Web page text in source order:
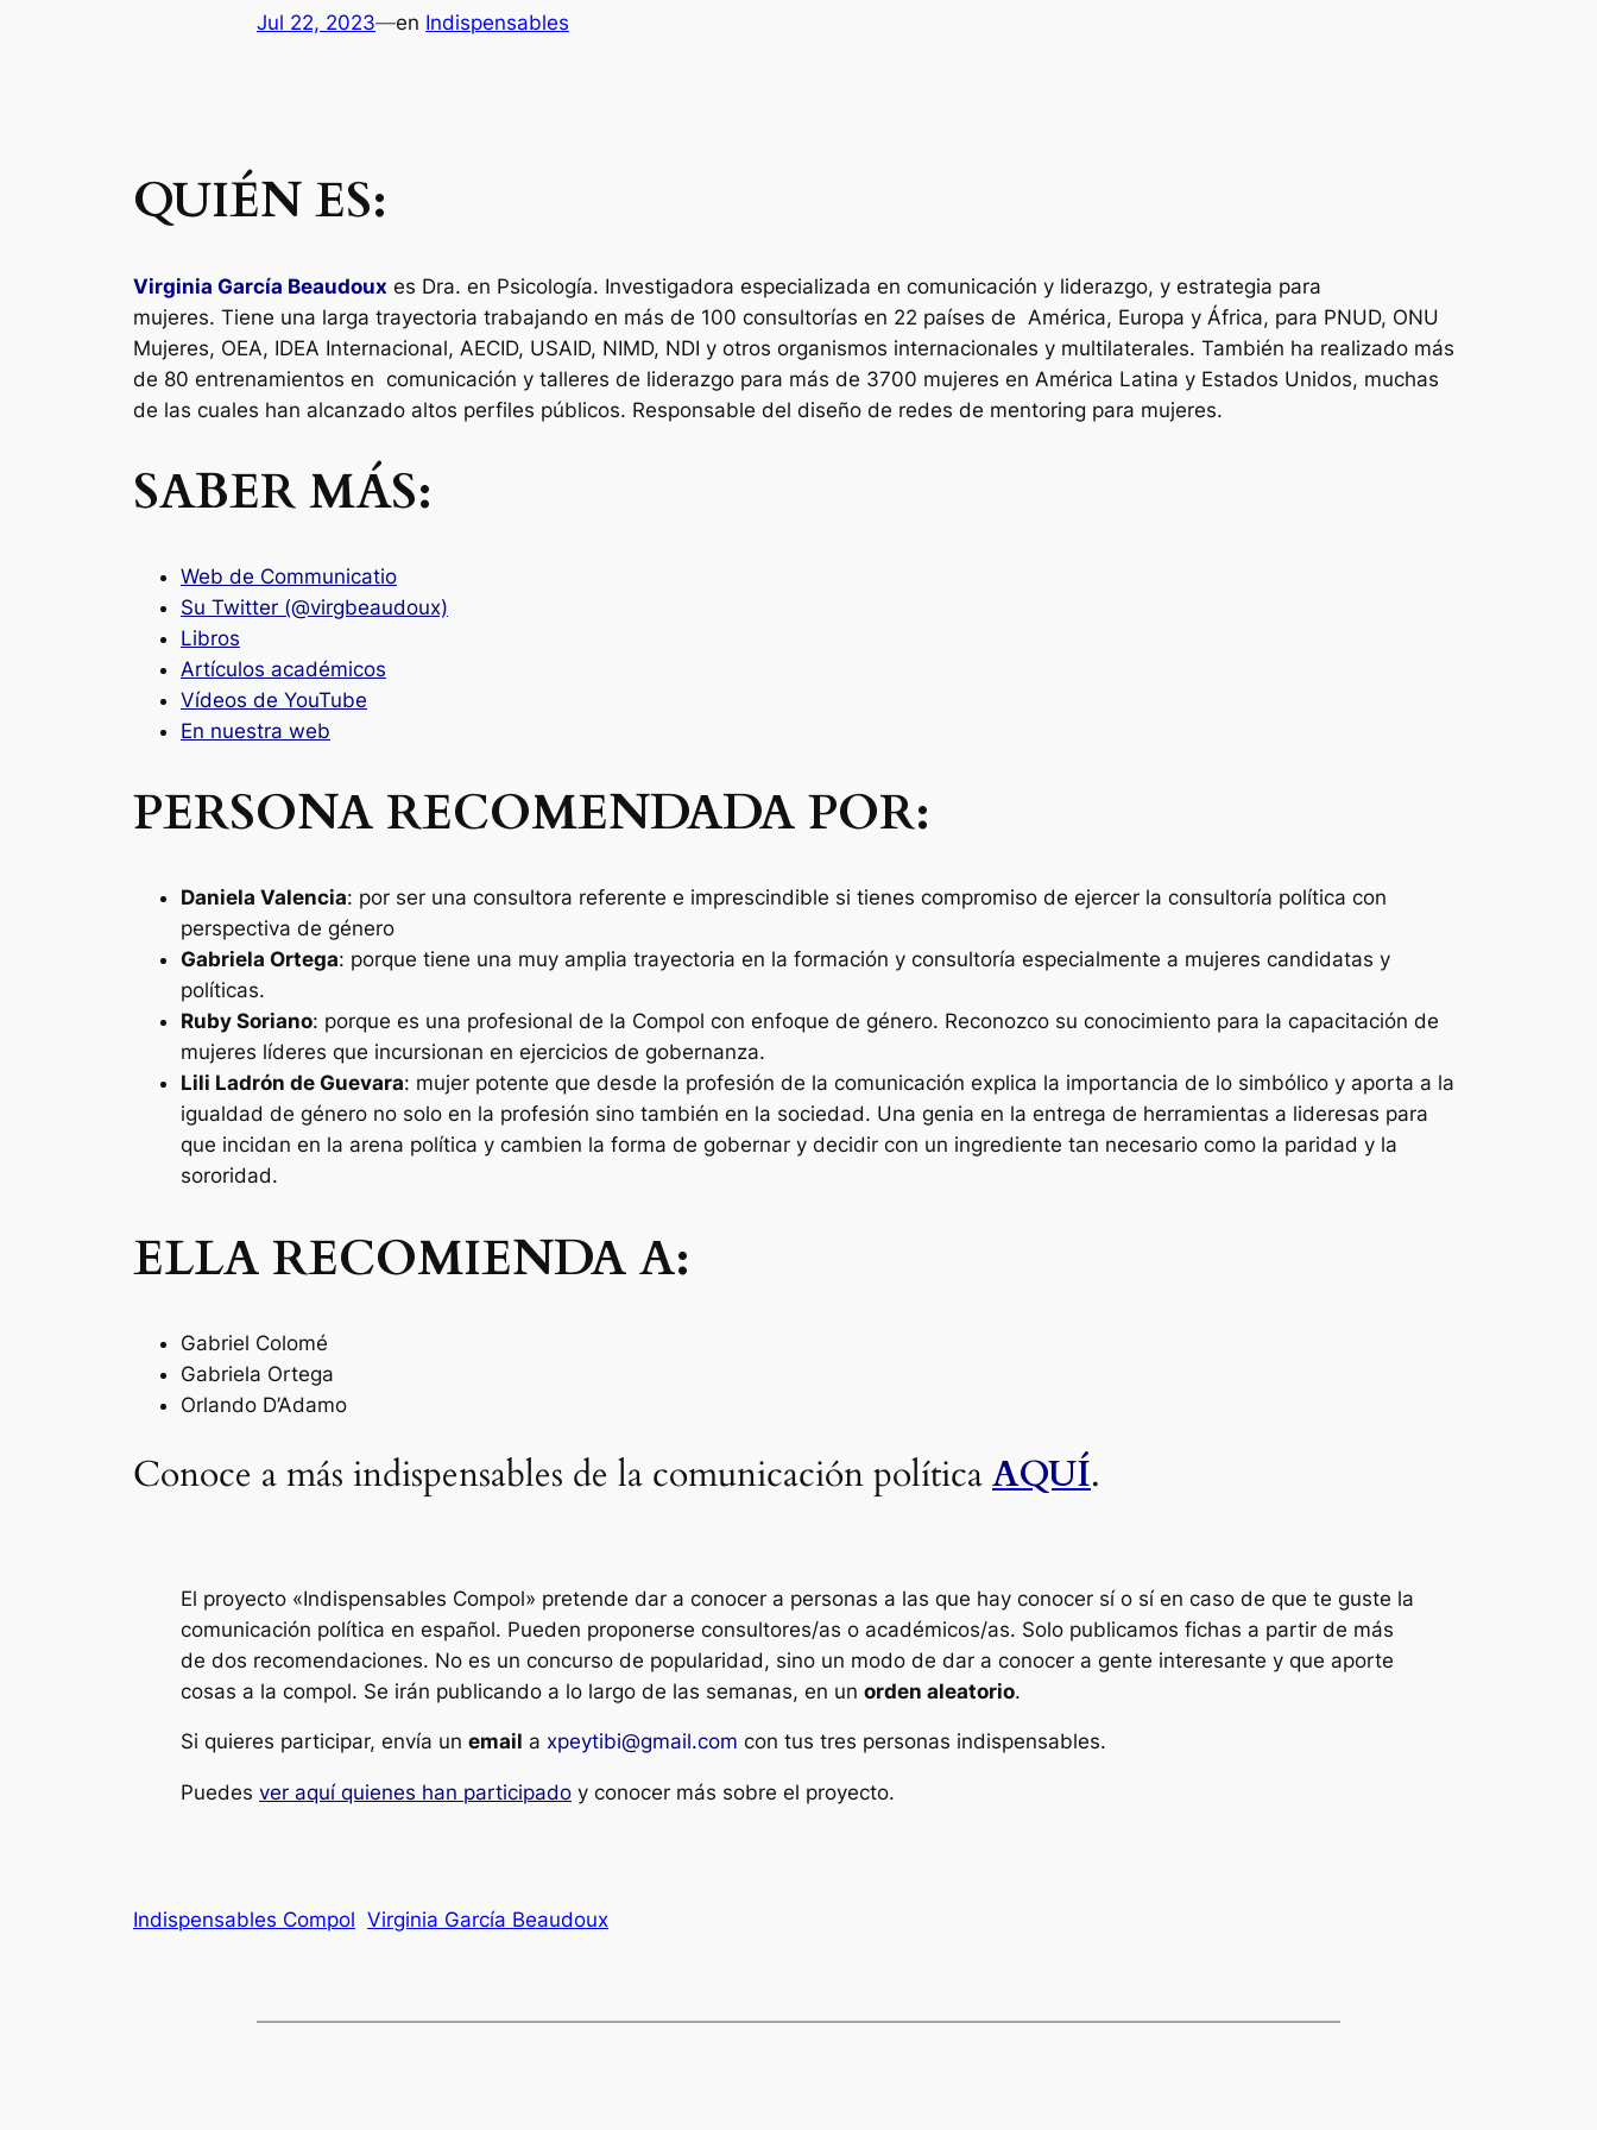
Jul 22, 2023—en Indispensables
QUIÉN ES:
Virginia García Beaudoux es Dra. en Psicología. Investigadora especializada en comunicación y liderazgo, y estrategia para
mujeres. Tiene una larga trayectoria trabajando en más de 100 consultorías en 22 países de América, Europa y África, para PNUD, ONU
Mujeres, OEA, IDEA Internacional, AECID, USAID, NIMD, NDI y otros organismos internacionales y multilaterales. También ha realizado más
de 80 entrenamientos en comunicación y talleres de liderazgo para más de 3700 mujeres en América Latina y Estados Unidos, muchas
de las cuales han alcanzado altos perfiles públicos. Responsable del diseño de redes de mentoring para mujeres.
SABER MÁS:
Web de Communicatio
Su Twitter (@virgbeaudoux)
Libros
Artículos académicos
Vídeos de YouTube
En nuestra web
PERSONA RECOMENDADA POR:
Daniela Valencia: por ser una consultora referente e imprescindible si tienes compromiso de ejercer la consultoría política con
perspectiva de género
Gabriela Ortega: porque tiene una muy amplia trayectoria en la formación y consultoría especialmente a mujeres candidatas y
políticas.
Ruby Soriano: porque es una profesional de la Compol con enfoque de género. Reconozco su conocimiento para la capacitación de
mujeres líderes que incursionan en ejercicios de gobernanza.
Lili Ladrón de Guevara: mujer potente que desde la profesión de la comunicación explica la importancia de lo simbólico y aporta a la
igualdad de género no solo en la profesión sino también en la sociedad. Una genia en la entrega de herramientas a lideresas para
que incidan en la arena política y cambien la forma de gobernar y decidir con un ingrediente tan necesario como la paridad y la
sororidad.
ELLA RECOMIENDA A:
Gabriel Colomé
Gabriela Ortega
Orlando D’Adamo
Conoce a más indispensables de la comunicación política AQUÍ.
El proyecto «Indispensables Compol» pretende dar a conocer a personas a las que hay conocer sí o sí en caso de que te guste la
comunicación política en español. Pueden proponerse consultores/as o académicos/as. Solo publicamos fichas a partir de más
de dos recomendaciones. No es un concurso de popularidad, sino un modo de dar a conocer a gente interesante y que aporte
cosas a la compol. Se irán publicando a lo largo de las semanas, en un orden aleatorio.
Si quieres participar, envía un email a xpeytibi@gmail.com con tus tres personas indispensables.
Puedes ver aquí quienes han participado y conocer más sobre el proyecto.
Indispensables Compol Virginia García Beaudoux